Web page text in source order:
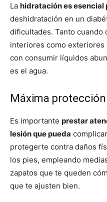
La hidratación es esencial
deshidratación en un
dificultades. Tanto cuando
interiores como
con consumir líquidos
es el agua.
Máxima
Es importante prestar
lesión que pueda
protegerte contra daños
los pies, empleando
zapatos que te queden
que te ajusten bien.